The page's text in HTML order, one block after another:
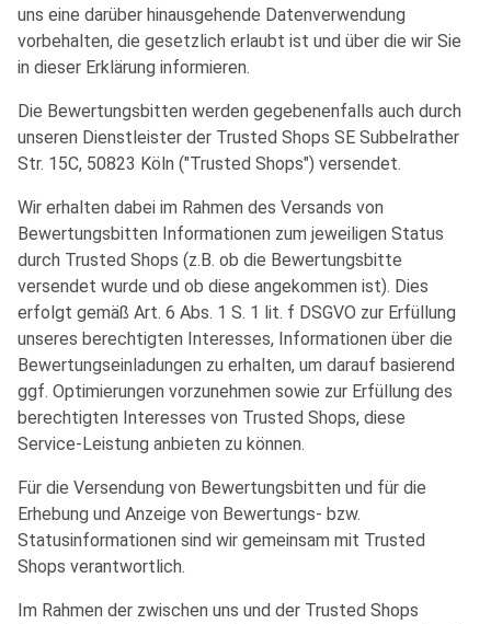
uns eine darüber hinausgehende Datenverwendung
vorbehalten, die gesetzlich erlaubt ist und über die wir Sie
in dieser Erklärung informieren.
Die Bewertungsbitten werden gegebenenfalls auch durch
unseren Dienstleister der Trusted Shops SE Subbelrather
Str. 15C, 50823 Köln ("Trusted Shops") versendet.
Wir erhalten dabei im Rahmen des Versands von
Bewertungsbitten Informationen zum jeweiligen Status
durch Trusted Shops (z.B. ob die Bewertungsbitte
versendet wurde und ob diese angekommen ist). Dies
erfolgt gemäß Art. 6 Abs. 1 S. 1 lit. f DSGVO zur Erfüllung
unseres berechtigten Interesses, Informationen über die
Bewertungseinladungen zu erhalten, um darauf basierend
ggf. Optimierungen vorzunehmen sowie zur Erfüllung des
berechtigten Interesses von Trusted Shops, diese
Service-Leistung anbieten zu können.
Für die Versendung von Bewertungsbitten und für die
Erhebung und Anzeige von Bewertungs- bzw.
Statusinformationen sind wir gemeinsam mit Trusted
Shops verantwortlich.
Im Rahmen der zwischen uns und der Trusted Shops